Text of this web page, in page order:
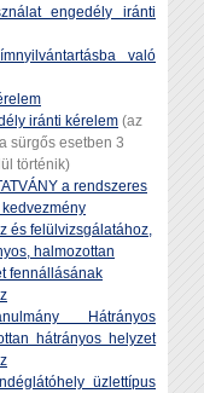
engedély iránti
való
iránti kérelem (az
sürgős esetben 3
történik)
a rendszeres
és felülvizsgálatához,
halmozottan
fennállásának
Hátrányos
hátrányos helyzet
üzlettípus